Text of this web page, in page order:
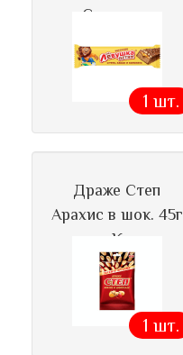
Славянка
1 шт.
Драже Степ
Арахис в шок. 45г
К
1 шт.